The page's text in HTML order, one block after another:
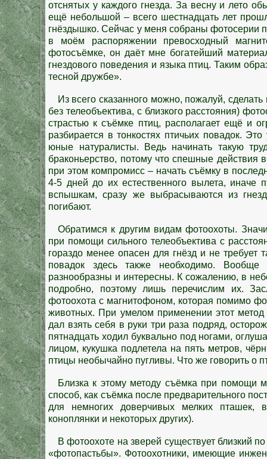
отснятых у каждого гнезда. За весну и лето
ещё небольшой – всего шестнадцать лет
гнёздышко. Сейчас у меня собраны фотосерии
в моём распоряжении превосходный
фотосъёмке, он даёт мне богатейший
гнездового поведения и языка птиц. Таким
тесной дружбе».
Из всего сказанного можно, пожалуй,
без телеобъектива, с близкого расстояния)
страстью к съёмке птиц, располагает ещё и
разбирается в тонкостях птичьих повадок.
юные натуралисты. Ведь начинать такую
браконьерство, потому что спешные действия
при этом компромисс – начать съёмку в
4-5 дней до их естественного вылета, иначе
вспышкам, сразу же выбрасываются из
погибают.
Обратимся к другим видам фотоохоты.
при помощи сильного телеобъектива с
гораздо менее опасен для гнёзд и не требует
повадок здесь также необходимо.
разнообразны и интересны. К сожалению, в
подробно, поэтому лишь перечислим их.
фотоохота с магнитофоном, которая помимо
животных. При умелом применении этот
дал взять себя в руки три раза подряд,
пятнадцать ходил буквально под ногами,
лицом, кукушка подлетела на пять метров,
птицы необычайно пугливы. Что же говорить о
Близка к этому методу съёмка при помощи
способ, как съёмка после предварительного
для немногих доверчивых мелких пташек,
коноплянки и некоторых других).
В фотоохоте на зверей существует близкий
«фотопастьбы». Фотоохотники, имеющие